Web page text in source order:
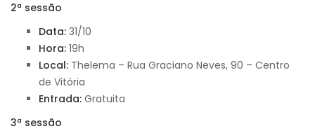
2ª sessão
Data: 31/10
Hora: 19h
Local: Thelema – Rua Graciano Neves, 90 – Centro
de Vitória
Entrada: Gratuita
3ª sessão